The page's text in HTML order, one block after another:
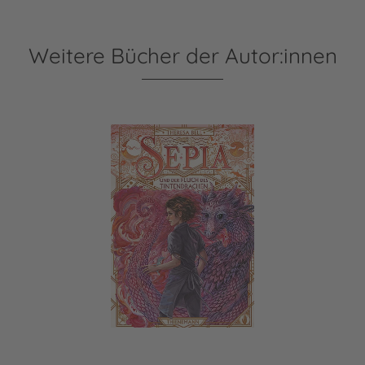
Weitere Bücher der Autor:innen
Sepia 3: Sepia und der Fluch des Tintendrachen